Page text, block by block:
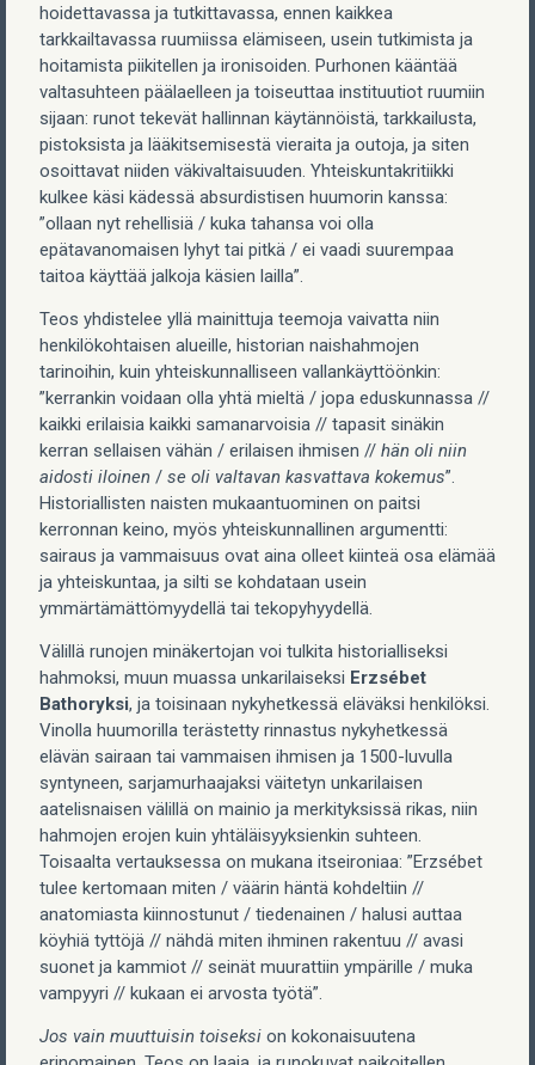
hoidettavassa ja tutkittavassa, ennen kaikkea
tarkkailtavassa ruumiissa elämiseen, usein tutkimista ja
hoitamista piikitellen ja ironisoiden. Purhonen kääntää
valtasuhteen päälaelleen ja toiseuttaa instituutiot ruumiin
sijaan: runot tekevät hallinnan käytännöistä, tarkkailusta,
pistoksista ja lääkitsemisestä vieraita ja outoja, ja siten
osoittavat niiden väkivaltaisuuden. Yhteiskuntakritiikki
kulkee käsi kädessä absurdistisen huumorin kanssa:
”ollaan nyt rehellisiä / kuka tahansa voi olla
epätavanomaisen lyhyt tai pitkä / ei vaadi suurempaa
taitoa käyttää jalkoja käsien lailla”.
Teos yhdistelee yllä mainittuja teemoja vaivatta niin
henkilökohtaisen alueille, historian naishahmojen
tarinoihin, kuin yhteiskunnalliseen vallankäyttöönkin:
”kerrankin voidaan olla yhtä mieltä / jopa eduskunnassa //
kaikki erilaisia kaikki samanarvoisia // tapasit sinäkin
kerran sellaisen vähän / erilaisen ihmisen // hän oli niin
aidosti iloinen / se oli valtavan kasvattava kokemus”.
Historiallisten naisten mukaantuominen on paitsi
kerronnan keino, myös yhteiskunnallinen argumentti:
sairaus ja vammaisuus ovat aina olleet kiinteä osa elämää
ja yhteiskuntaa, ja silti se kohdataan usein
ymmärtämättömyydellä tai tekopyhyydellä.
Välillä runojen minäkertojan voi tulkita historialliseksi
hahmoksi, muun muassa unkarilaiseksi Erzsébet
Bathoryksi, ja toisinaan nykyhetkessä eläväksi henkilöksi.
Vinolla huumorilla terästetty rinnastus nykyhetkessä
elävän sairaan tai vammaisen ihmisen ja 1500-luvulla
syntyneen, sarjamurhaajaksi väitetyn unkarilaisen
aatelisnaisen välillä on mainio ja merkityksissä rikas, niin
hahmojen erojen kuin yhtäläisyyksienkin suhteen.
Toisaalta vertauksessa on mukana itseironiaa: ”Erzsébet
tulee kertomaan miten / väärin häntä kohdeltiin //
anatomiasta kiinnostunut / tiedenainen / halusi auttaa
köyhiä tyttöjä // nähdä miten ihminen rakentuu // avasi
suonet ja kammiot // seinät muurattiin ympärille / muka
vampyyri // kukaan ei arvosta työtä”.
Jos vain muuttuisin toiseksi on kokonaisuutena